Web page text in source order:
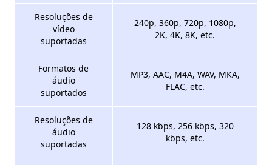
Resoluções de
vídeo
suportadas
240p, 360p, 720p, 1080p,
2K, 4K, 8K, etc.
Formatos de
áudio
suportados
MP3, AAC, M4A, WAV, MKA,
FLAC, etc.
Resoluções de
áudio
suportadas
128 kbps, 256 kbps, 320
kbps, etc.